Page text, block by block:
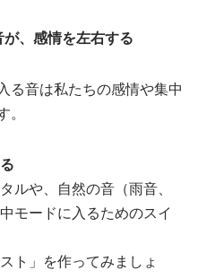
、感情を左右する
る音は私たちの感情や集中
。
ルや、自然の音（雨音、
モードに入るためのスイ
ト」を作ってみましょ